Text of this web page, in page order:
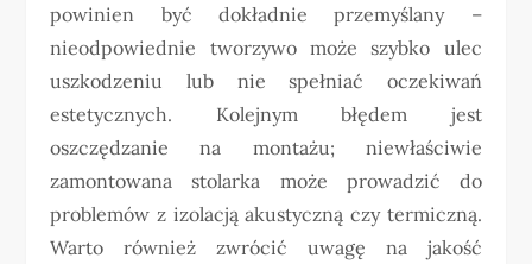
powinien być dokładnie przemyślany –
nieodpowiednie tworzywo może szybko ulec
uszkodzeniu lub nie spełniać oczekiwań
estetycznych. Kolejnym błędem jest
oszczędzanie na montażu; niewłaściwie
zamontowana stolarka może prowadzić do
problemów z izolacją akustyczną czy termiczną.
Warto również zwrócić uwagę na jakość